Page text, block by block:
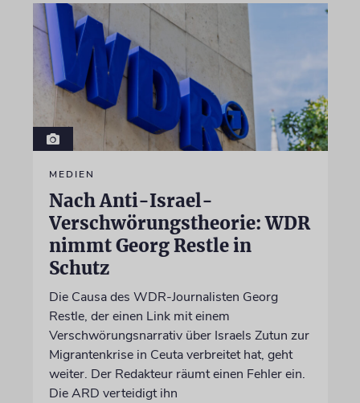
MEDIEN
Nach Anti-Israel-
Verschwörungstheorie: WDR
nimmt Georg Restle in
Schutz
Die Causa des WDR-Journalisten Georg
Restle, der einen Link mit einem
Verschwörungsnarrativ über Israels Zutun zur
Migrantenkrise in Ceuta verbreitet hat, geht
weiter. Der Redakteur räumt einen Fehler ein.
Die ARD verteidigt ihn